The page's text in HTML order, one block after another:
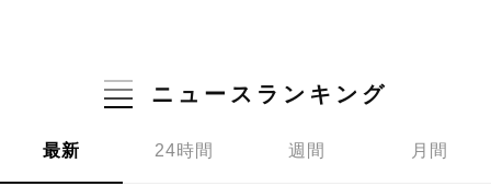
ニュースランキング
最新 24時間 週間 月間